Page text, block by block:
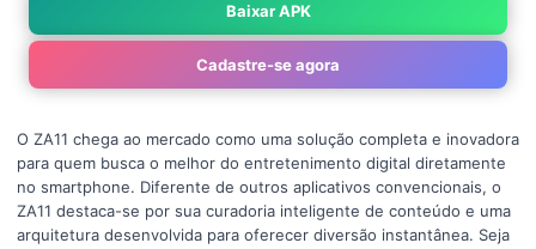
Baixar APK
Cadastre-se agora
O ZA11 chega ao mercado como uma solução completa e inovadora
para quem busca o melhor do entretenimento digital diretamente
no smartphone. Diferente de outros aplicativos convencionais, o
ZA11 destaca-se por sua curadoria inteligente de conteúdo e uma
arquitetura desenvolvida para oferecer diversão instantânea. Seja